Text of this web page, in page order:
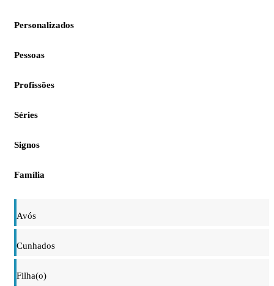
Personalizados
Pessoas
Profissões
Séries
Signos
Família
Avós
Cunhados
Filha(o)